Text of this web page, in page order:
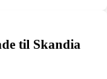
til Skandia